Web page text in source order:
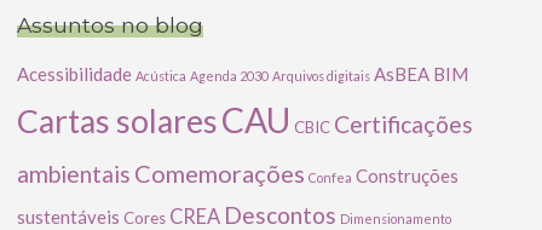
Assuntos no blog
Acessibilidade Acústica Agenda 2030 Arquivos digitais AsBEA BIM
Cartas solaresCAU CBIC Certificações
ambientais Comemorações Confea Construções
sustentáveis Cores CREA Descontos Dimensionamento